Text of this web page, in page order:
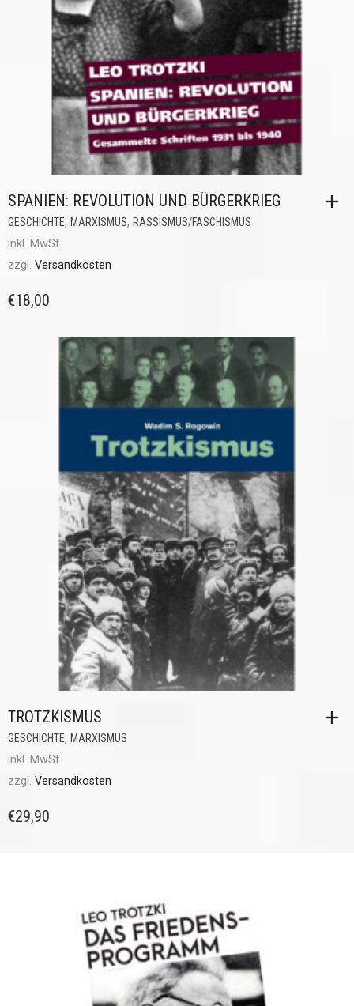
SPANIEN: REVOLUTION UND BÜRGERKRIEG
GESCHICHTE, MARXISMUS, RASSISMUS/FASCHISMUS
inkl. MwSt.
zzgl. Versandkosten
€18,00
TROTZKISMUS
GESCHICHTE, MARXISMUS
inkl. MwSt.
zzgl. Versandkosten
€29,90